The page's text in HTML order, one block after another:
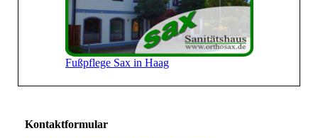
Fußpflege Sax in Haag
Kontaktformular